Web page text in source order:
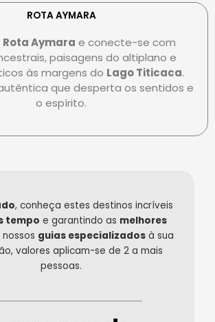
r
c
a
r
d
s
-
c
l
u
b
p
a
y
ROTA AYMARA
Rota Aymara e conecte-se com
paisagens do altiplano e
às margens do Lago Titicaca.
que desperta os sentidos e
o espírito.
, conheça estes destinos incríveis
tempo e garantindo as melhores
guias especializados à sua
valores aplicam-se de 2 a mais
pessoas.